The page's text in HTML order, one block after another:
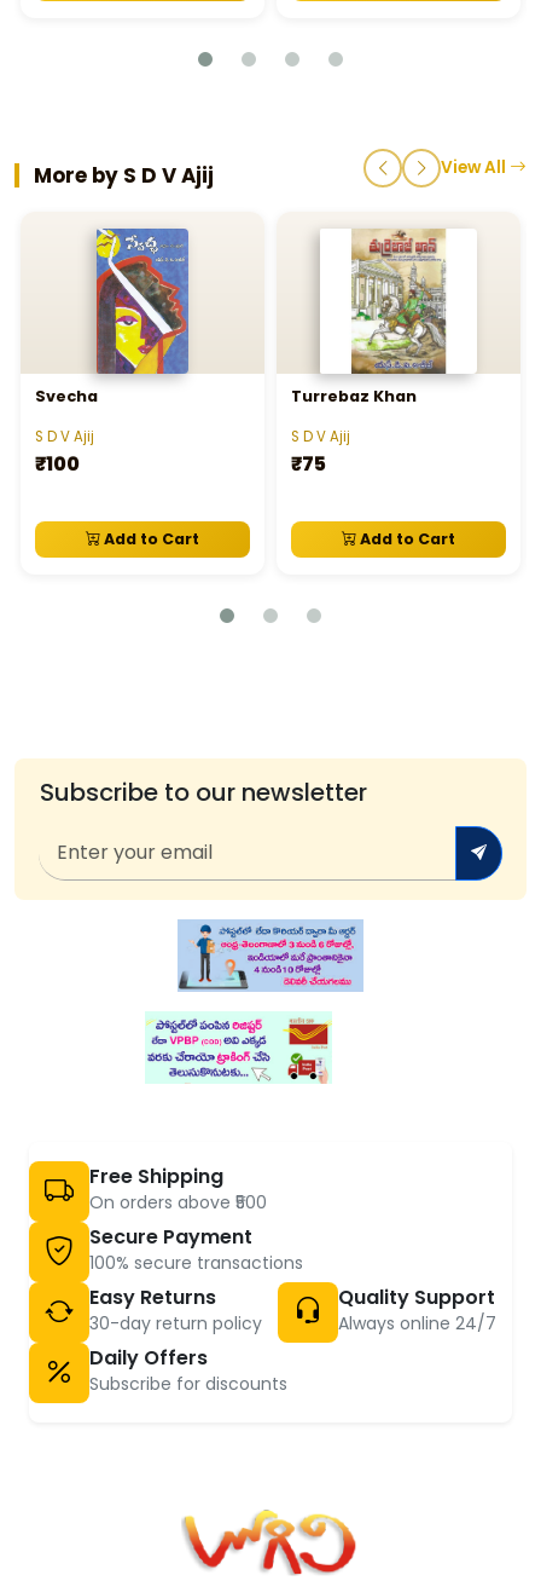
More by S D V Ajij View All
Svecha
S D V Ajij
₹100
Add to Cart
Turrebaz Khan
S D V Ajij
₹75
Add to Cart
Subscribe to our newsletter
Free Shipping
On orders above ₹500
Secure Payment
100% secure transactions
Easy Returns
30-day return policy
Quality Support
Always online 24/7
Daily Offers
Subscribe for discounts